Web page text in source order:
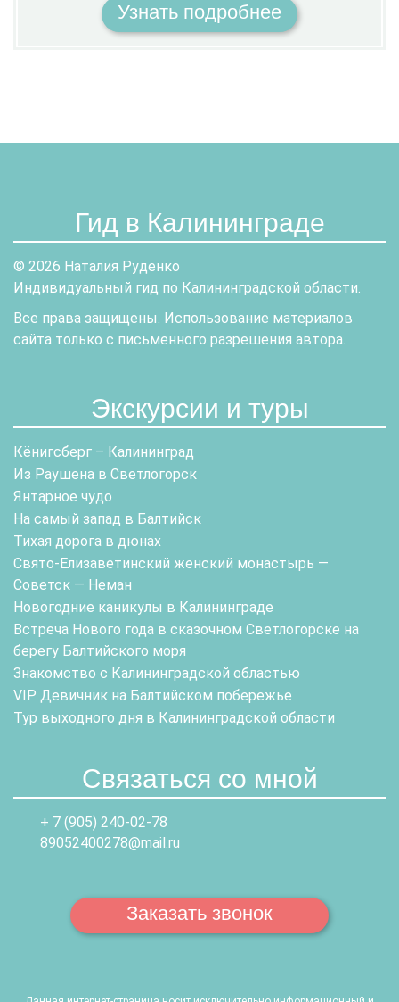
Узнать подробнее
Гид в Калининграде
© 2026 Наталия Руденко
Индивидуальный гид по Калининградской области.
Все права защищены. Использование материалов
сайта только с письменного разрешения автора.
Экскурсии и туры
Кёнигсберг – Калининград
Из Раушена в Светлогорск
Янтарное чудо
На самый запад в Балтийск
Тихая дорога в дюнах
Свято-Елизаветинский женский монастырь —
Советск — Неман
Новогодние каникулы в Калининграде
Встреча Нового года в сказочном Светлогорске на
берегу Балтийского моря
Знакомство с Калининградской областью
VIP Девичник на Балтийском побережье
Тур выходного дня в Калининградской области
Связаться со мной
+ 7 (905) 240-02-78
89052400278@mail.ru
Заказать звонок